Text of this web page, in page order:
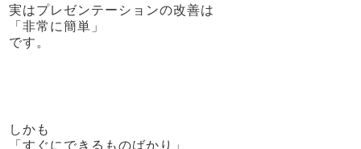
実はプレゼンテーションの改善は
「非常に簡単」
です。
しかも
「すぐにできるものばかり」